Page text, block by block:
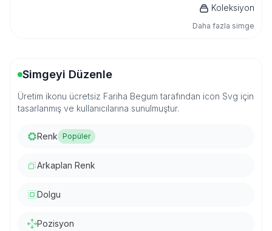
Koleksiyon
Daha fazla simge
Simgeyi Düzenle
Üretim ikonu ücretsiz Fariha Begum tarafından icon Svg için
tasarlanmış ve kullanıcılarına sunulmuştur.
Renk Popüler
Arkaplan Renk
Dolgu
Pozisyon